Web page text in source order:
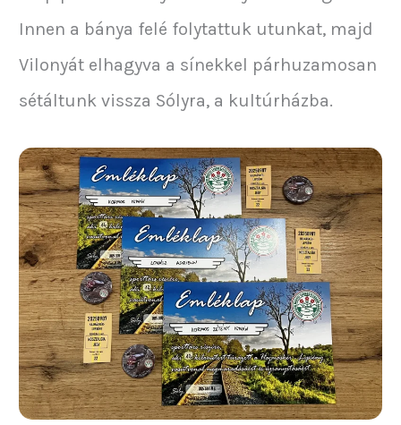
Innen a bánya felé folytattuk utunkat, majd
Vilonyát elhagyva a sínekkel párhuzamosan
sétáltunk vissza Sólyra, a kultúrházba.